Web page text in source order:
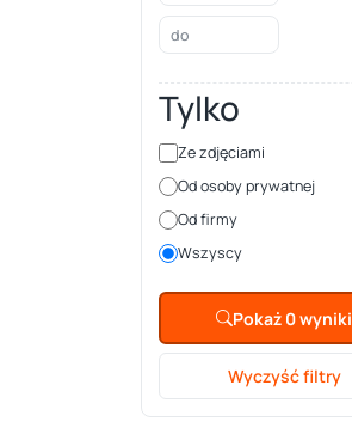
Tylko
Ze zdjęciami
Od osoby prywatnej
Od firmy
Wszyscy
Pokaż 0 wyniki
Wyczyść filtry